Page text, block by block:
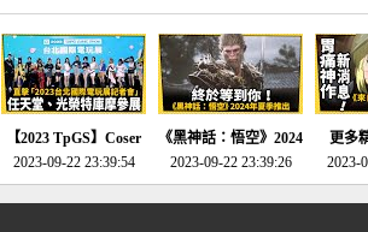
回「石村號」的恐懼體
驗-電玩宅速配
20230125
版」!!!今年就能玩到!!-
電玩宅速配20230124
動作角
電玩宅
【2023 TpGS】Coser
和Show Girl搶先看！
直擊展前記者會-電玩
2023-09-22 23:39:54
《黑神話：悟空》2024
年夏季推出！確定不會
延期齁？-電玩宅速配
2023-09-22 23:39:26
更多
《來
金鄉
2023-